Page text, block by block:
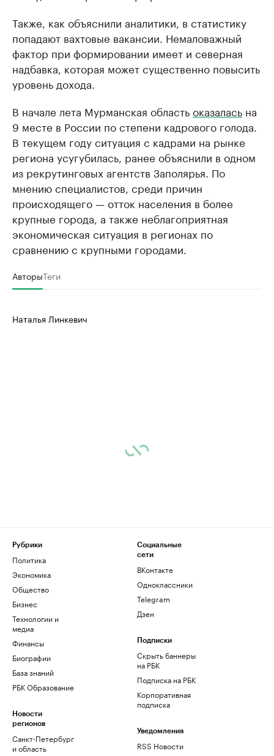
Также, как объяснили аналитики, в статистику
попадают вахтовые вакансии. Немаловажный
фактор при формировании имеет и северная
надбавка, которая может существенно повысить
уровень дохода.
В начале лета Мурманская областьоказалась на
9 месте в России по степени кадрового голода.
В текущем году ситуация с кадрами на рынке
региона усугубилась, ранее объяснили в одном
из рекрутинговых агентств Заполярья. По
мнению специалистов, среди причин
происходящего — отток населения в более
крупные города, а также неблагоприятная
экономическая ситуация в регионах по
сравнению с крупными городами.
АвторыТеги
Наталья Линкевич
Рубрики
Политика
Экономика
Общество
Бизнес
Технологии и
медиа
Финансы
Биографии
База знаний
РБК Образование
Новости
регионов
Санкт-Петербург
и область
Социальные
сети
ВКонтакте
Одноклассники
Telegram
Дзен
Подписки
Скрыть баннеры
на РБК
Подписка на РБК
Корпоративная
подписка
Уведомления
RSS Новости